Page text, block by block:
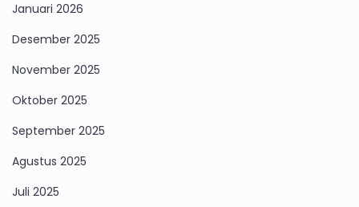
Januari 2026
Desember 2025
November 2025
Oktober 2025
September 2025
Agustus 2025
Juli 2025